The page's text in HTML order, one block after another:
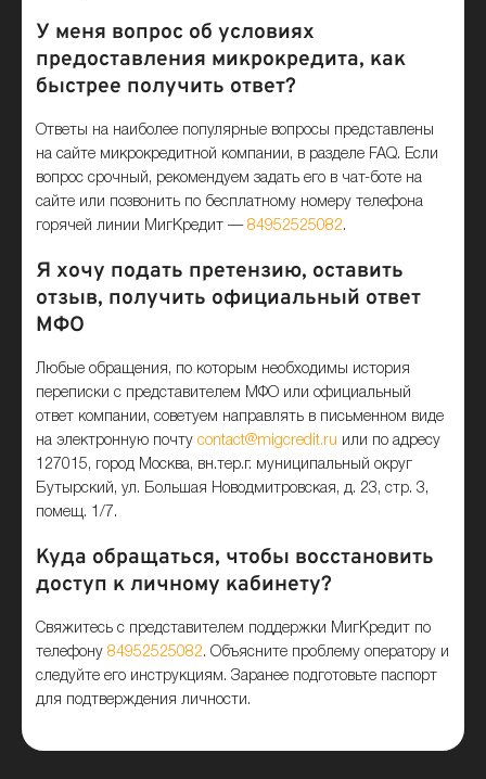
У меня вопрос об условиях
предоставления микрокредита, как
быстрее получить ответ?
Ответы на наиболее популярные вопросы представлены
на сайте микрокредитной компании, в разделе FAQ. Если
вопрос срочный, рекомендуем задать его в чат-боте на
сайте или позвонить по бесплатному номеру телефона
горячей линии МигКредит —84952525082.
Я хочу подать претензию, оставить
отзыв, получить официальный ответ
МФО
Любые обращения, по которым необходимы история
переписки с представителем МФО или официальный
ответ компании, советуем направлять в письменном виде
на электронную почтуcontact@migcredit.ru или по адресу
127015, город Москва, вн.тер.г. муниципальный округ
Бутырский, ул. Большая Новодмитровская, д. 23, стр. 3,
помещ. 1/7.
Куда обращаться, чтобы восстановить
доступ к личному кабинету?
Свяжитесь с представителем поддержки МигКредит по
телефону84952525082. Объясните проблему оператору и
следуйте его инструкциям. Заранее подготовьте паспорт
для подтверждения личности.